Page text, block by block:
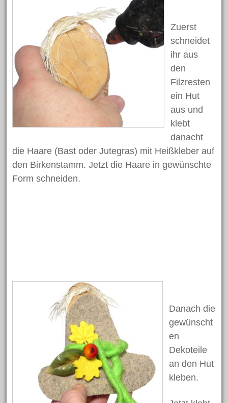
April 2019
März 2019
Februar 2019
Januar 2019
Dezember 2018
November 2018
Oktober 2018
August 2018
Juli 2018
November 2017
Oktober 2017
Juli 2017
Juni 2017
Mai 2017
April 2017
März 2017
Februar 2017
Zuerst
schneidet
ihr aus
den
Filzresten
ein Hut
aus und
klebt
danacht
die Haare (Bast oder Jutegras) mit Heißkleber auf
den Birkenstamm. Jetzt die Haare in gewünschte
Form schneiden.
Danach die
gewünscht
en
Dekoteile
an den Hut
kleben.